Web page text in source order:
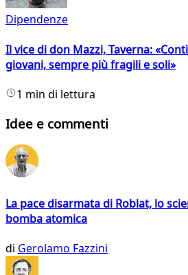
Dipendenze
Il vice di don Mazzi, Taverna:
giovani, sempre più fragili e soli»
1 min di lettura
Idee e commenti
La pace disarmata di Roblat, lo
bomba atomica
di Gerolamo Fazzini